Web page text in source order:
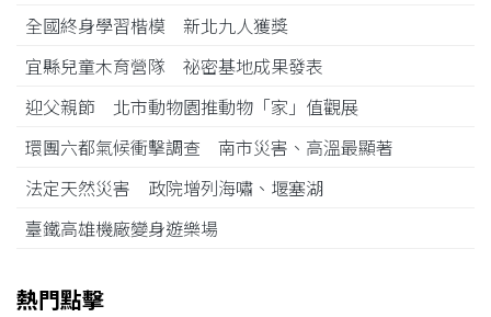
全國終身學習楷模 新北九人獲獎
宜縣兒童木育營隊 祕密基地成果發表
迎父親節 北市動物園推動物「家」值觀展
環團六都氣候衝擊調查 南市災害、高溫最顯著
法定天然災害 政院增列海嘯、堰塞湖
臺鐵高雄機廠變身遊樂場
熱門點擊